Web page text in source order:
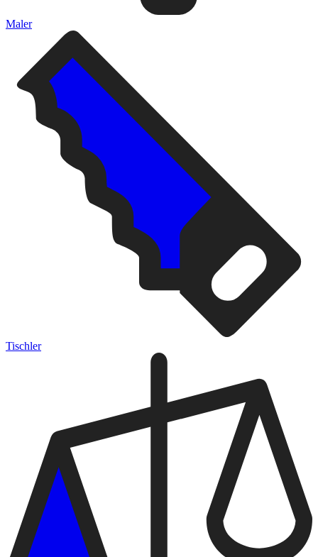
Maler
Tischler